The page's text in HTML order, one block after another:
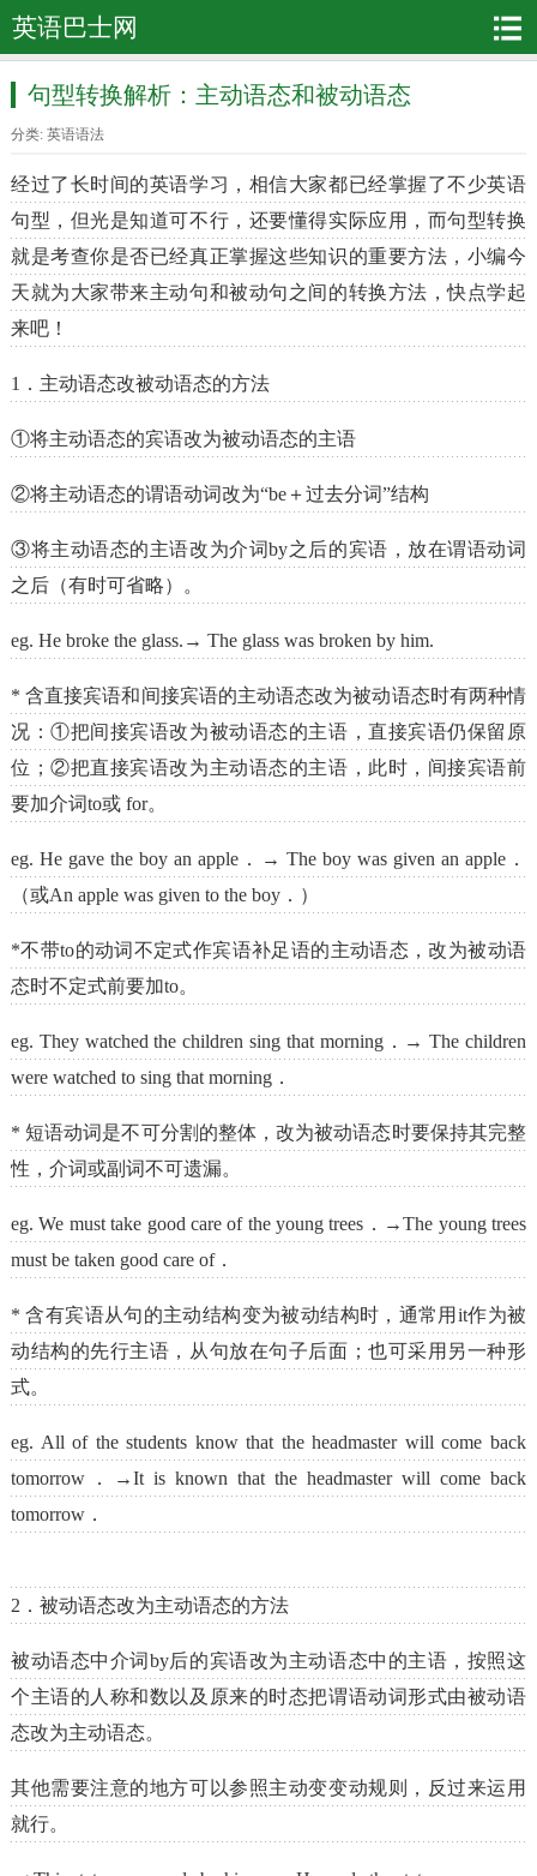
英语巴士网
句型转换解析：主动语态和被动语态
分类: 英语语法
经过了长时间的英语学习，相信大家都已经掌握了不少英语
句型，但光是知道可不行，还要懂得实际应用，而句型转换
就是考查你是否已经真正掌握这些知识的重要方法，小编今
天就为大家带来主动句和被动句之间的转换方法，快点学起
来吧！
1．主动语态改被动语态的方法
①将主动语态的宾语改为被动语态的主语
②将主动语态的谓语动词改为“be＋过去分词”结构
③将主动语态的主语改为介词by之后的宾语，放在谓语动词
之后（有时可省略）。
eg. He broke the glass.→ The glass was broken by him.
* 含直接宾语和间接宾语的主动语态改为被动语态时有两种情
况：①把间接宾语改为被动语态的主语，直接宾语仍保留原
位；②把直接宾语改为主动语态的主语，此时，间接宾语前
要加介词to或 for。
eg. He gave the boy an apple．→ The boy was given an apple．
（或An apple was given to the boy．）
*不带to的动词不定式作宾语补足语的主动语态，改为被动语
态时不定式前要加to。
eg. They watched the children sing that morning．→ The children
were watched to sing that morning．
* 短语动词是不可分割的整体，改为被动语态时要保持其完整
性，介词或副词不可遗漏。
eg. We must take good care of the young trees．→The young trees
must be taken good care of．
* 含有宾语从句的主动结构变为被动结构时，通常用it作为被
动结构的先行主语，从句放在句子后面；也可采用另一种形
式。
eg. All of the students know that the headmaster will come back
tomorrow．→It is known that the headmaster will come back
tomorrow．
2．被动语态改为主动语态的方法
被动语态中介词by后的宾语改为主动语态中的主语，按照这
个主语的人称和数以及原来的时态把谓语动词形式由被动语
态改为主动语态。
其他需要注意的地方可以参照主动变变动规则，反过来运用
就行。